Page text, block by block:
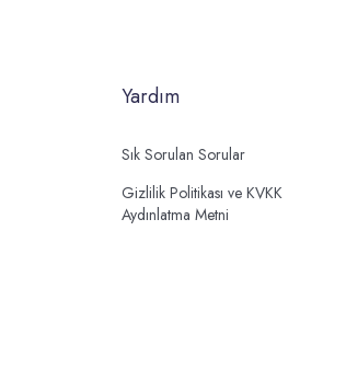
Yardım
Sık Sorulan Sorular
Gizlilik Politikası ve KVKK
Aydınlatma Metni